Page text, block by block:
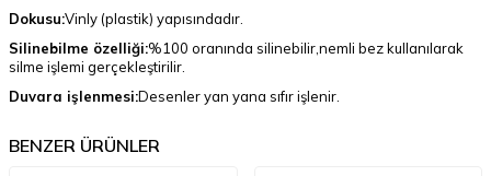
Dokusu:Vinly (plastik) yapısındadır.
Silinebilme özelliği:%100 oranında silinebilir,nemli bez kullanılarak
silme işlemi gerçekleştirilir.
Duvara işlenmesi:Desenler yan yana sıfır işlenir.
BENZER ÜRÜNLER